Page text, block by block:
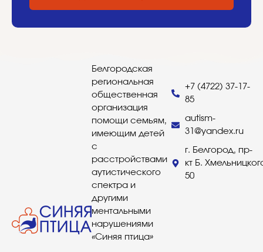
Белгородская
региональная
общественная
организация
помощи семьям,
имеющим детей
с
расстройствами
аутистического
спектра и
другими
ментальными
нарушениями
«Синяя птица»
+7 (4722) 37-17-
85
autism-
31@yandex.ru
г. Белгород, пр-
кт Б.
50